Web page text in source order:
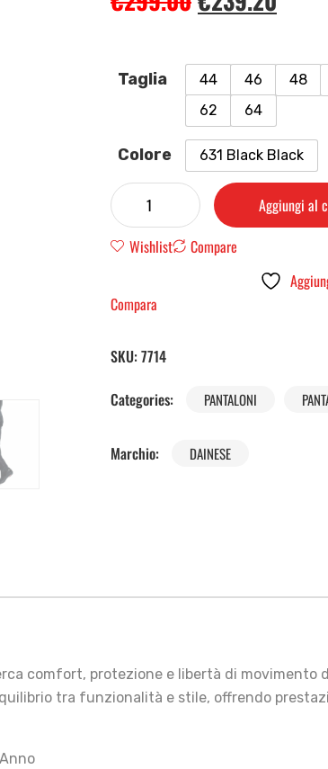
Taglia 44 46 48
62
64
Colore 631 Black Black
Aggiungi al
Wishlist
Compare
Compara
SKU: 7714
Categories:
PANTALONI
Marchio: DAINESE
comfort, protezione e libertà di movimento
tra funzionalità e stile, offrendo